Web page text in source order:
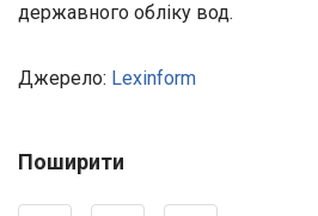
державного обліку вод.
Джерело: Lexinform
Поширити